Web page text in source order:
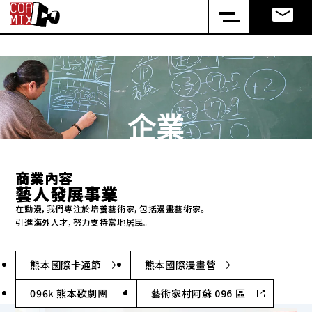
企業
商業內容
藝人發展事業
在動漫，我們專注於培養藝術家，包括漫畫藝術家。
引進海外人才，努力支持當地居民。
熊本國際卡通節 熊本國際漫畫營
096k 熊本歌劇團 藝術家村阿蘇 096 區